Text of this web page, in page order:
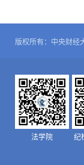
版权所有：中央财
法学院 纪